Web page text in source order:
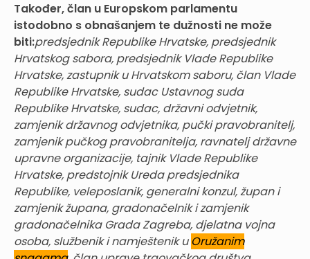
Također, član u Europskom parlamentu
istodobno s obnašanjem te dužnosti ne može
biti:predsjednik Republike Hrvatske, predsjednik
Hrvatskog sabora, predsjednik Vlade Republike
Hrvatske, zastupnik u Hrvatskom saboru, član Vlade
Republike Hrvatske, sudac Ustavnog suda
Republike Hrvatske, sudac, državni odvjetnik,
zamjenik državnog odvjetnika, pučki pravobranitelj,
zamjenik pučkog pravobranitelja, ravnatelj državne
upravne organizacije, tajnik Vlade Republike
Hrvatske, predstojnik Ureda predsjednika
Republike, veleposlanik, generalni konzul, župan i
zamjenik župana, gradonačelnik i zamjenik
gradonačelnika Grada Zagreba, djelatna vojna
osoba, službenik i namještenik u Oružanim